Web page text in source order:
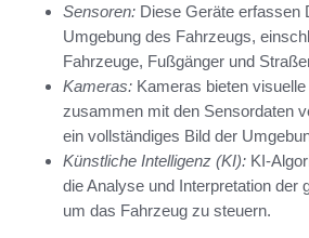
Sensoren: Diese Geräte erfassen
Umgebung des Fahrzeugs,
Fahrzeuge, Fußgänger und
Kameras: Kameras bieten
zusammen mit den Sensordaten
ein vollständiges Bild der
Künstliche Intelligenz (KI): KI-
die Analyse und Interpretation der
um das Fahrzeug zu steuern.